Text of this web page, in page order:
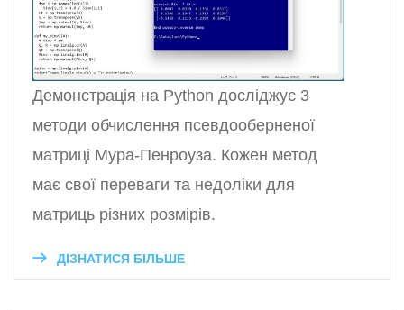
Демонстрація на Python досліджує 3
методи обчислення псевдооберненої
матриці Мура-Пенроуза. Кожен метод
має свої переваги та недоліки для
матриць різних розмірів.
ДІЗНАТИСЯ БІЛЬШЕ